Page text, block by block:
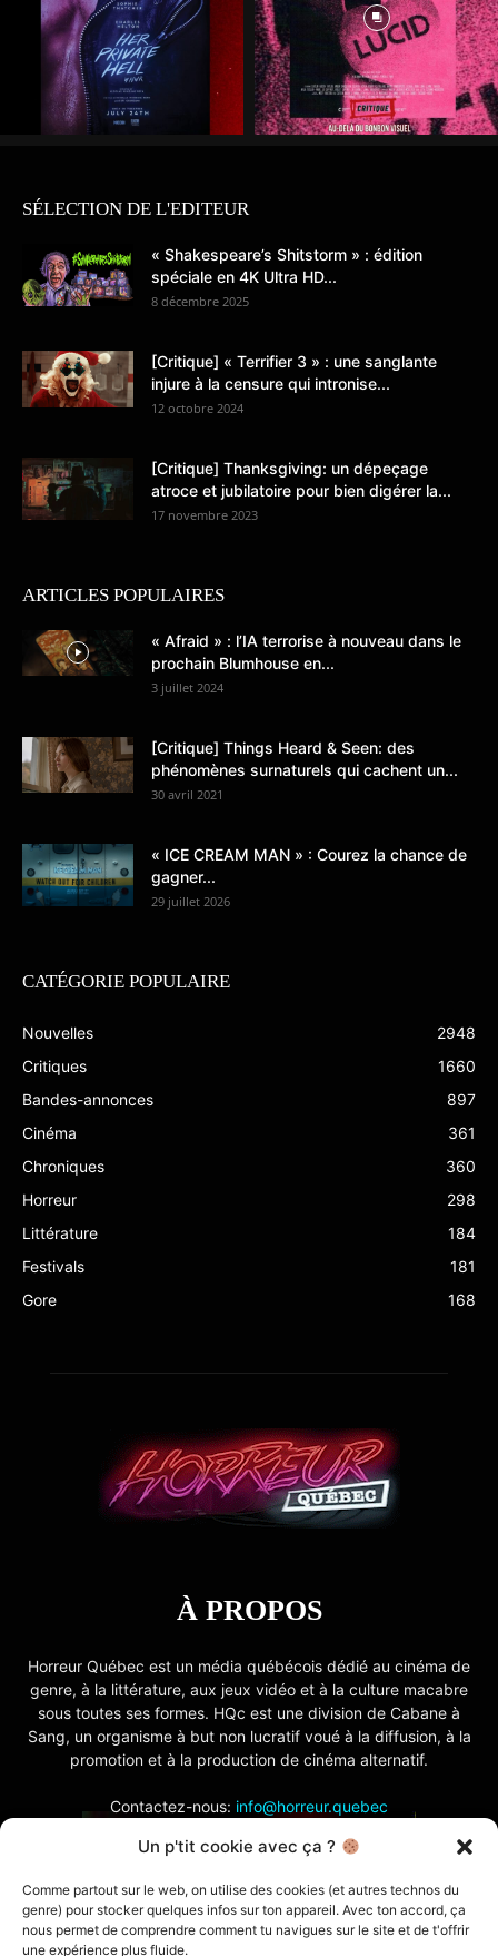
Un p'tit cookie avec ça ?
Comme partout sur le web, on utilise des cookies (et autres technos du
genre) pour stocker quelques infos sur ton appareil. Avec ton accord, ça
nous permet de comprendre comment tu navigues sur le site et de t'offrir
une expérience plus fluide.
SÉLECTION DE L'EDITEUR
« Shakespeare’s Shitstorm » : édition
spéciale en 4K Ultra HD...
8 décembre 2025
[Critique] « Terrifier 3 » : une sanglante
injure à la censure qui intronise...
12 octobre 2024
[Critique] Thanksgiving: un dépeçage
atroce et jubilatoire pour bien digérer la...
17 novembre 2023
ARTICLES POPULAIRES
« Afraid » : l’IA terrorise à nouveau dans le
prochain Blumhouse en...
3 juillet 2024
[Critique] Things Heard & Seen: des
phénomènes surnaturels qui cachent un...
30 avril 2021
« ICE CREAM MAN » : Courez la chance de
gagner...
29 juillet 2026
CATÉGORIE POPULAIRE
Nouvelles
2948
Critiques
1660
Bandes-annonces
897
Cinéma
361
Chroniques
360
Horreur
298
Littérature
184
Festivals
181
Gore
168
À PROPOS
Horreur Québec est un média québécois dédié au cinéma de
genre, à la littérature, aux jeux vidéo et à la culture macabre
sous toutes ses formes. HQc est une division de Cabane à
Sang, un organisme à but non lucratif voué à la diffusion, à la
promotion et à la production de cinéma alternatif.
Contactez-nous: info@horreur.quebec
SUIVEZ NOUS